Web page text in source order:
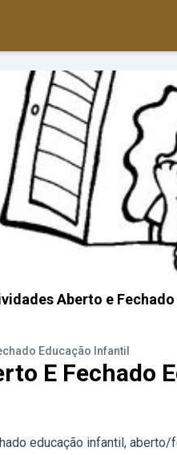
Aberto e
Educação Infantil
E Fechado
educação infantil,